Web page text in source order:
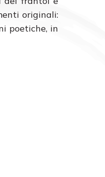
originali:
poetiche, in